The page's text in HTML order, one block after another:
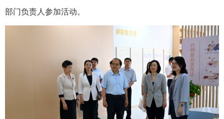
部门负责人参加活动。